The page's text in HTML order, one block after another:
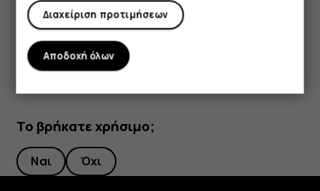
στον κύκλο με τα αρχικών των παραληπτών για να
επιλέξετε μηνύματα και πατήστε
Το βρήκατε χρήσιμο;
Ναι Όχι
Διαχείριση προτιμήσεων
Αποδοχή όλων